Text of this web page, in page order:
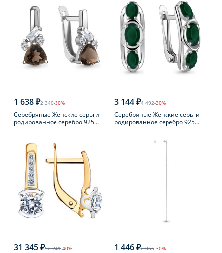
1 638 ₽2 340-30%
Серебряные Женские серьги
родированное серебро 925
3 144 ₽4 492-30%
Серебряные Женские серьги
родированное серебро 925
31 345 ₽52 241-40% 1 446 ₽2 066-30%